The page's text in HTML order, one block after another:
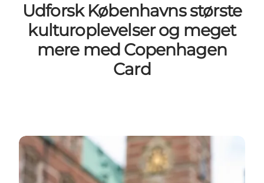
Udforsk Københavns største
kulturoplevelser og meget
mere med Copenhagen
Card
Læs mere